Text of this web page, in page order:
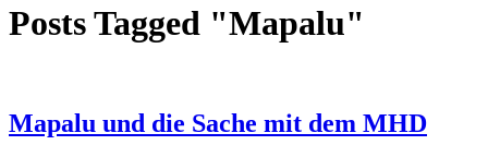
Posts Tagged "Mapalu"
Mapalu und die Sache mit dem MHD